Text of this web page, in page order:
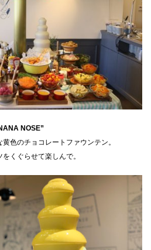
NOSE”
色のチョコレートファウンテン。
くぐらせて楽しんで。